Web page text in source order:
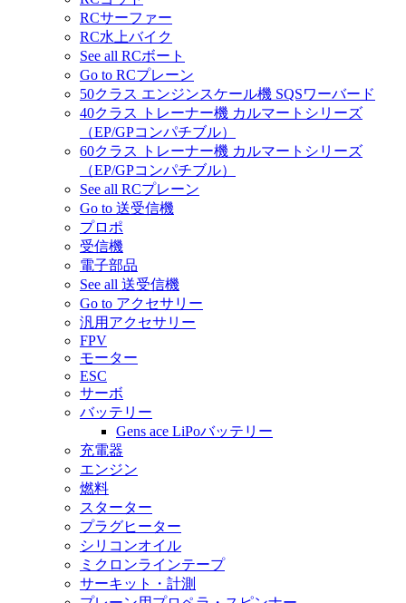
RCサーファー
RC水上バイク
See all RCボート
Go to RCプレーン
50クラス エンジンスケール機 SQSワーバード
40クラス トレーナー機 カルマートシリーズ
（EP/GPコンパチブル）
60クラス トレーナー機 カルマートシリーズ
（EP/GPコンパチブル）
See all RCプレーン
Go to 送受信機
プロポ
受信機
電子部品
See all 送受信機
Go to アクセサリー
汎用アクセサリー
FPV
モーター
ESC
サーボ
バッテリー
Gens ace LiPoバッテリー
充電器
エンジン
燃料
スターター
プラグヒーター
シリコンオイル
ミクロンラインテープ
サーキット・計測